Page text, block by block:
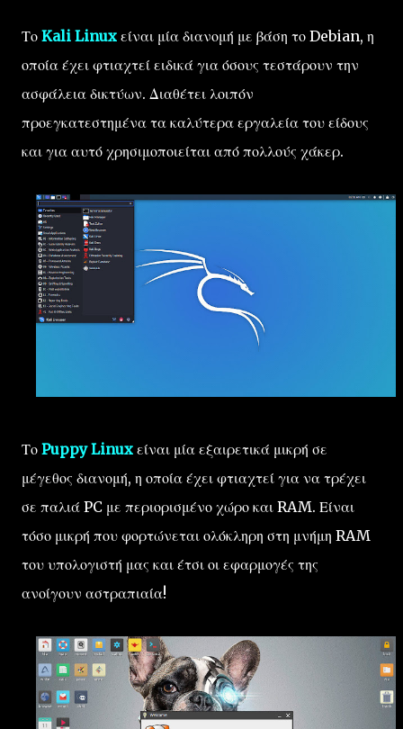
Το Kali Linux είναι μία διανομή με βάση το Debian, η
οποία έχει φτιαχτεί ειδικά για όσους τεστάρουν την
ασφάλεια δικτύων. Διαθέτει λοιπόν
προεγκατεστημένα τα καλύτερα εργαλεία του είδους
και για αυτό χρησιμοποιείται από πολλούς χάκερ.
Το Puppy Linux είναι μία εξαιρετικά μικρή σε
μέγεθος διανομή, η οποία έχει φτιαχτεί για να τρέχει
σε παλιά PC με περιορισμένο χώρο και RAM. Είναι
τόσο μικρή που φορτώνεται ολόκληρη στη μνήμη RAM
του υπολογιστή μας και έτσι οι εφαρμογές της
ανοίγουν αστραπιαία!